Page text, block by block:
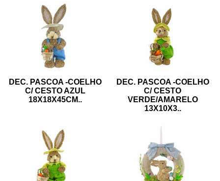
DEC. PASCOA -COELHO
C/ CESTO AZUL
18X18X45CM..
DEC. PASCOA -COELHO
C/ CESTO
VERDE/AMARELO
13X10X3..